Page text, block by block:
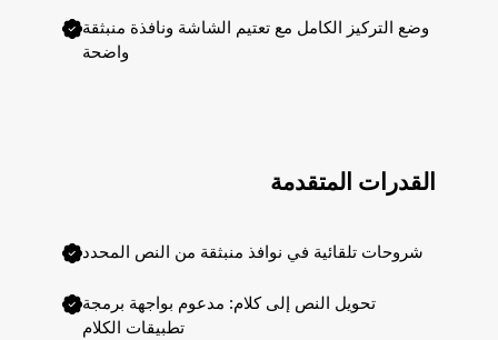
وضع التركيز الكامل مع تعتيم الشاشة ونافذة منبثقة
واضحة
القدرات المتقدمة
شروحات تلقائية في نوافذ منبثقة من النص المحدد
تحويل النص إلى كلام: مدعوم بواجهة برمجة
تطبيقات الكلام